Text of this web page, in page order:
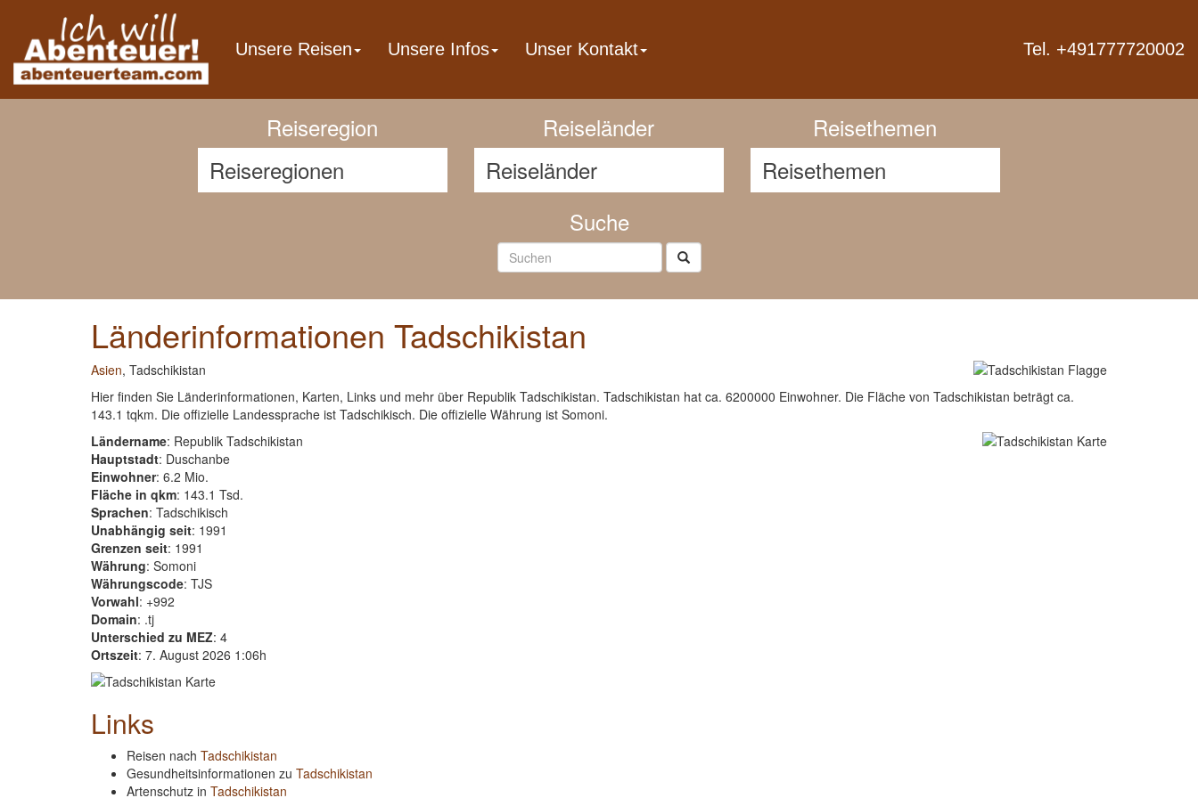
Previous
Reiseregion Reiseländer Reisethemen
Suche
Länderinformationen Tadschikistan
Asien, Tadschikistan
Hier finden Sie Länderinformationen, Karten, Links und mehr über Republik Tadschikistan. Tadschikistan hat ca. 6200000 Einwohner. Die Fläche von Tadschikistan beträgt ca.
143.1 tqkm. Die offizielle Landessprache ist Tadschikisch. Die offizielle Währung ist Somoni.
Ländername: Republik Tadschikistan
Hauptstadt: Duschanbe
Einwohner: 6.2 Mio.
Fläche in qkm: 143.1 Tsd.
Sprachen: Tadschikisch
Unabhängig seit: 1991
Grenzen seit: 1991
Währung: Somoni
Währungscode: TJS
Vorwahl: +992
Domain: .tj
Unterschied zu MEZ: 4
Ortszeit: 7. August 2026 1:06h
Links
Reisen nach Tadschikistan
Gesundheitsinformationen zu Tadschikistan
Artenschutz in Tadschikistan
Unsere Reisen Unsere Infos Unser Kontakt Tel. +491777720002